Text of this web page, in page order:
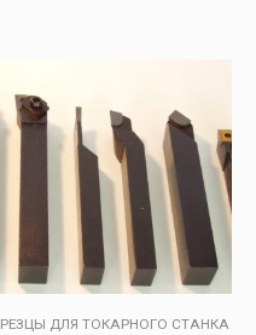
РЕЗЦЫ ДЛЯ ТОКАРНОГО СТАНКА